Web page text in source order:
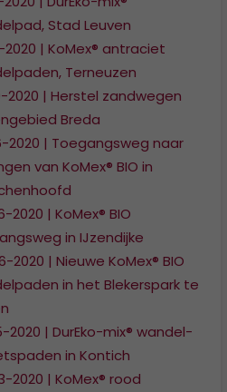
Stad Leuven
2020 | KoMex® antraciet
Terneuzen
2020 | Herstel zandwegen
Breda
2020 | Toegangsweg naar
van KoMex® BIO in
2020 | KoMex® BIO
in IJzendijke
2020 | Nieuwe KoMex® BIO
in het Blekerspark te
2020 | DurEko-mix® wandel-
in Kontich
2020 | KoMex® rood